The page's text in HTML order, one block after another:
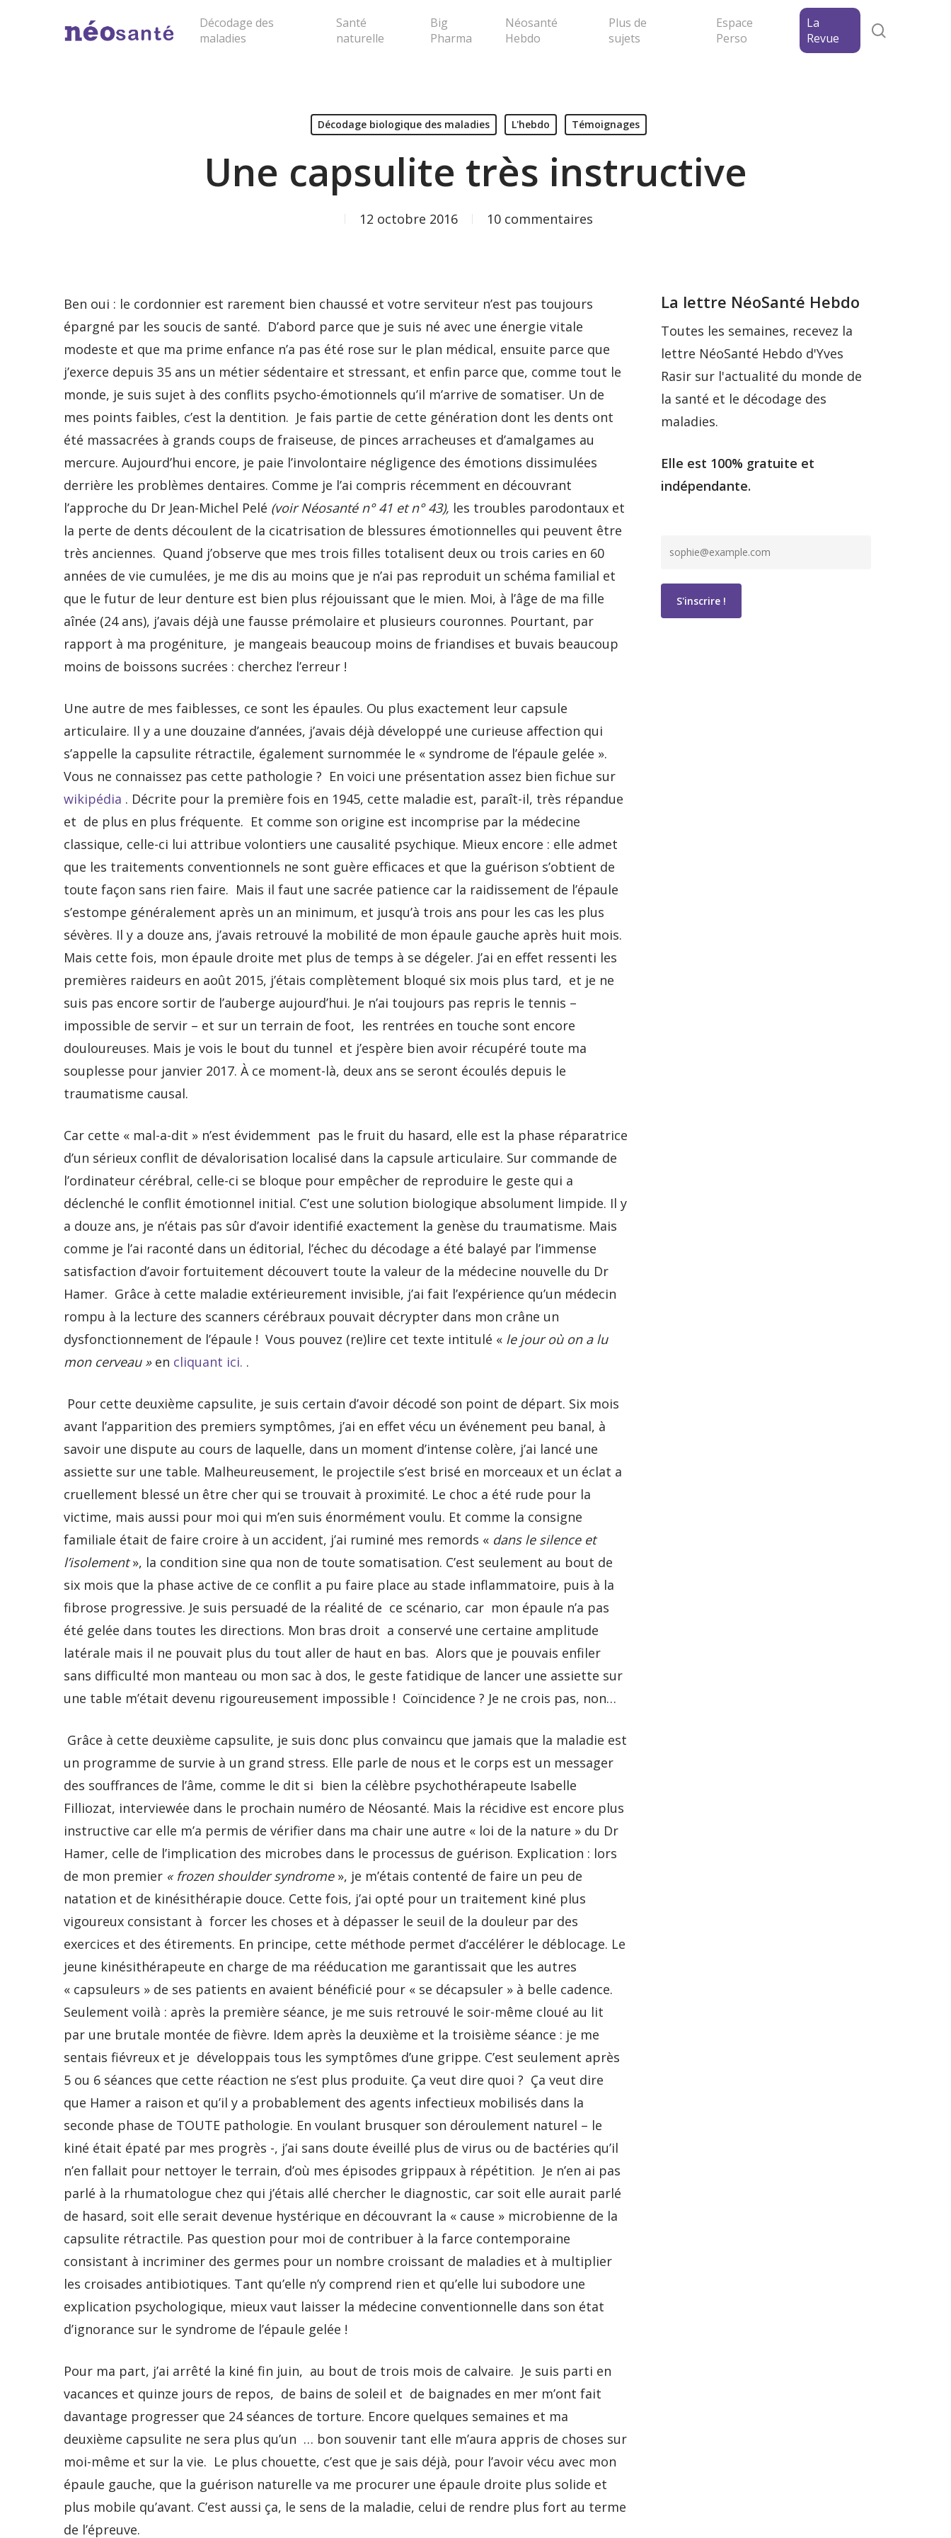
Cliquer sur "entrée" pour lancer la recherche ou Echap pour fermer la popup
Décodage des
maladies
Santé
naturelle
Big
Pharma
Néosanté
Hebdo
Plus de
sujets
Espace
Perso
La
Revue
Décodage biologique des maladies L'hebdo Témoignages
Une capsulite très instructive
12 octobre 2016 10 commentaires
Ben oui : le cordonnier est rarement bien chaussé et votre serviteur n’est pas toujours
épargné par les soucis de santé. D’abord parce que je suis né avec une énergie vitale
modeste et que ma prime enfance n’a pas été rose sur le plan médical, ensuite parce que
j’exerce depuis 35 ans un métier sédentaire et stressant, et enfin parce que, comme tout le
monde, je suis sujet à des conflits psycho-émotionnels qu’il m’arrive de somatiser. Un de
mes points faibles, c’est la dentition. Je fais partie de cette génération dont les dents ont
été massacrées à grands coups de fraiseuse, de pinces arracheuses et d’amalgames au
mercure. Aujourd’hui encore, je paie l’involontaire négligence des émotions dissimulées
derrière les problèmes dentaires. Comme je l’ai compris récemment en découvrant
l’approche du Dr Jean-Michel Pelé (voir Néosanté n° 41 et n° 43), les troubles parodontaux et
la perte de dents découlent de la cicatrisation de blessures émotionnelles qui peuvent être
très anciennes. Quand j’observe que mes trois filles totalisent deux ou trois caries en 60
années de vie cumulées, je me dis au moins que je n’ai pas reproduit un schéma familial et
que le futur de leur denture est bien plus réjouissant que le mien. Moi, à l’âge de ma fille
aînée (24 ans), j’avais déjà une fausse prémolaire et plusieurs couronnes. Pourtant, par
rapport à ma progéniture, je mangeais beaucoup moins de friandises et buvais beaucoup
moins de boissons sucrées : cherchez l’erreur !
Une autre de mes faiblesses, ce sont les épaules. Ou plus exactement leur capsule
articulaire. Il y a une douzaine d’années, j’avais déjà développé une curieuse affection qui
s’appelle la capsulite rétractile, également surnommée le « syndrome de l’épaule gelée ».
Vous ne connaissez pas cette pathologie ? En voici une présentation assez bien fichue sur
wikipédia . Décrite pour la première fois en 1945, cette maladie est, paraît-il, très répandue
et de plus en plus fréquente. Et comme son origine est incomprise par la médecine
classique, celle-ci lui attribue volontiers une causalité psychique. Mieux encore : elle admet
que les traitements conventionnels ne sont guère efficaces et que la guérison s’obtient de
toute façon sans rien faire. Mais il faut une sacrée patience car la raidissement de l’épaule
s’estompe généralement après un an minimum, et jusqu’à trois ans pour les cas les plus
sévères. Il y a douze ans, j’avais retrouvé la mobilité de mon épaule gauche après huit mois.
Mais cette fois, mon épaule droite met plus de temps à se dégeler. J’ai en effet ressenti les
premières raideurs en août 2015, j’étais complètement bloqué six mois plus tard, et je ne
suis pas encore sortir de l’auberge aujourd’hui. Je n’ai toujours pas repris le tennis –
impossible de servir – et sur un terrain de foot, les rentrées en touche sont encore
douloureuses. Mais je vois le bout du tunnel et j’espère bien avoir récupéré toute ma
souplesse pour janvier 2017. À ce moment-là, deux ans se seront écoulés depuis le
traumatisme causal.
Car cette « mal-a-dit » n’est évidemment pas le fruit du hasard, elle est la phase réparatrice
d’un sérieux conflit de dévalorisation localisé dans la capsule articulaire. Sur commande de
l’ordinateur cérébral, celle-ci se bloque pour empêcher de reproduire le geste qui a
déclenché le conflit émotionnel initial. C’est une solution biologique absolument limpide. Il y
a douze ans, je n’étais pas sûr d’avoir identifié exactement la genèse du traumatisme. Mais
comme je l’ai raconté dans un éditorial, l’échec du décodage a été balayé par l’immense
satisfaction d’avoir fortuitement découvert toute la valeur de la médecine nouvelle du Dr
Hamer. Grâce à cette maladie extérieurement invisible, j’ai fait l’expérience qu’un médecin
rompu à la lecture des scanners cérébraux pouvait décrypter dans mon crâne un
dysfonctionnement de l’épaule ! Vous pouvez (re)lire cet texte intitulé « le jour où on a lu
mon cerveau »en cliquant ici. .
Pour cette deuxième capsulite, je suis certain d’avoir décodé son point de départ. Six mois
avant l’apparition des premiers symptômes, j’ai en effet vécu un événement peu banal, à
savoir une dispute au cours de laquelle, dans un moment d’intense colère, j’ai lancé une
assiette sur une table. Malheureusement, le projectile s’est brisé en morceaux et un éclat a
cruellement blessé un être cher qui se trouvait à proximité. Le choc a été rude pour la
victime, mais aussi pour moi qui m’en suis énormément voulu. Et comme la consigne
familiale était de faire croire à un accident, j’ai ruminé mes remords « dans le silence et
l’isolement», la condition sine qua non de toute somatisation. C’est seulement au bout de
six mois que la phase active de ce conflit a pu faire place au stade inflammatoire, puis à la
fibrose progressive. Je suis persuadé de la réalité de ce scénario, car mon épaule n’a pas
été gelée dans toutes les directions. Mon bras droit a conservé une certaine amplitude
latérale mais il ne pouvait plus du tout aller de haut en bas. Alors que je pouvais enfiler
sans difficulté mon manteau ou mon sac à dos, le geste fatidique de lancer une assiette sur
une table m’était devenu rigoureusement impossible ! Coïncidence ? Je ne crois pas, non…
Grâce à cette deuxième capsulite, je suis donc plus convaincu que jamais que la maladie est
un programme de survie à un grand stress. Elle parle de nous et le corps est un messager
des souffrances de l’âme, comme le dit si bien la célèbre psychothérapeute Isabelle
Filliozat, interviewée dans le prochain numéro de Néosanté. Mais la récidive est encore plus
instructive car elle m’a permis de vérifier dans ma chair une autre « loi de la nature » du Dr
Hamer, celle de l’implication des microbes dans le processus de guérison. Explication : lors
de mon premier « frozen shoulder syndrome », je m’étais contenté de faire un peu de
natation et de kinésithérapie douce. Cette fois, j’ai opté pour un traitement kiné plus
vigoureux consistant à forcer les choses et à dépasser le seuil de la douleur par des
exercices et des étirements. En principe, cette méthode permet d’accélérer le déblocage. Le
jeune kinésithérapeute en charge de ma rééducation me garantissait que les autres
« capsuleurs » de ses patients en avaient bénéficié pour « se décapsuler » à belle cadence.
Seulement voilà : après la première séance, je me suis retrouvé le soir-même cloué au lit
par une brutale montée de fièvre. Idem après la deuxième et la troisième séance : je me
sentais fiévreux et je développais tous les symptômes d’une grippe. C’est seulement après
5 ou 6 séances que cette réaction ne s’est plus produite. Ça veut dire quoi ? Ça veut dire
que Hamer a raison et qu’il y a probablement des agents infectieux mobilisés dans la
seconde phase de TOUTE pathologie. En voulant brusquer son déroulement naturel – le
kiné était épaté par mes progrès -, j’ai sans doute éveillé plus de virus ou de bactéries qu’il
n’en fallait pour nettoyer le terrain, d’où mes épisodes grippaux à répétition. Je n’en ai pas
parlé à la rhumatologue chez qui j’étais allé chercher le diagnostic, car soit elle aurait parlé
de hasard, soit elle serait devenue hystérique en découvrant la « cause » microbienne de la
capsulite rétractile. Pas question pour moi de contribuer à la farce contemporaine
consistant à incriminer des germes pour un nombre croissant de maladies et à multiplier
les croisades antibiotiques. Tant qu’elle n’y comprend rien et qu’elle lui subodore une
explication psychologique, mieux vaut laisser la médecine conventionnelle dans son état
d’ignorance sur le syndrome de l’épaule gelée !
Pour ma part, j’ai arrêté la kiné fin juin, au bout de trois mois de calvaire. Je suis parti en
vacances et quinze jours de repos, de bains de soleil et de baignades en mer m’ont fait
davantage progresser que 24 séances de torture. Encore quelques semaines et ma
deuxième capsulite ne sera plus qu’un … bon souvenir tant elle m’aura appris de choses sur
moi-même et sur la vie. Le plus chouette, c’est que je sais déjà, pour l’avoir vécu avec mon
épaule gauche, que la guérison naturelle va me procurer une épaule droite plus solide et
plus mobile qu’avant. C’est aussi ça, le sens de la maladie, celui de rendre plus fort au terme
de l’épreuve.
La lettre NéoSanté Hebdo
Toutes les semaines, recevez la
lettre NéoSanté Hebdo d'Yves
Rasir sur l'actualité du monde de
la santé et le décodage des
maladies.
Elle est 100% gratuite et
indépendante.